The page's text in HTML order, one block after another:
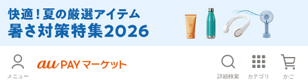
メニュー 詳細検索 カテゴリ かご